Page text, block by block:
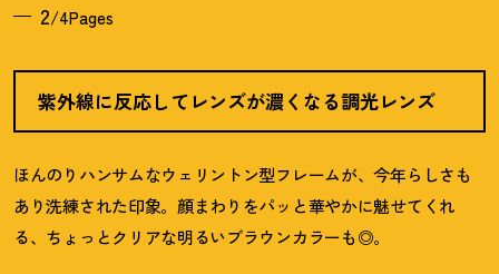
2/4Pages
紫外線に反応してレンズが濃くなる調光レンズ
ほんのりハンサムなウェリントン型フレームが、今年らしさも
あり洗練された印象。顔まわりをパッと華やかに魅せてくれ
る、ちょっとクリアな明るいブラウンカラーも◎。